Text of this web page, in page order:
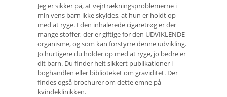
Jeg er sikker på, at vejrtrækningsproblemerne i
min vens barn ikke skyldes, at hun er holdt op
med at ryge. I den inhalerede cigaretrøg er der
mange stoffer, der er giftige for den UDVIKLENDE
organisme, og som kan forstyrre denne udvikling.
Jo hurtigere du holder op med at ryge, jo bedre er
dit barn. Du finder helt sikkert publikationer i
boghandlen eller biblioteket om graviditet. Der
findes også brochurer om dette emne på
kvindeklinikken.